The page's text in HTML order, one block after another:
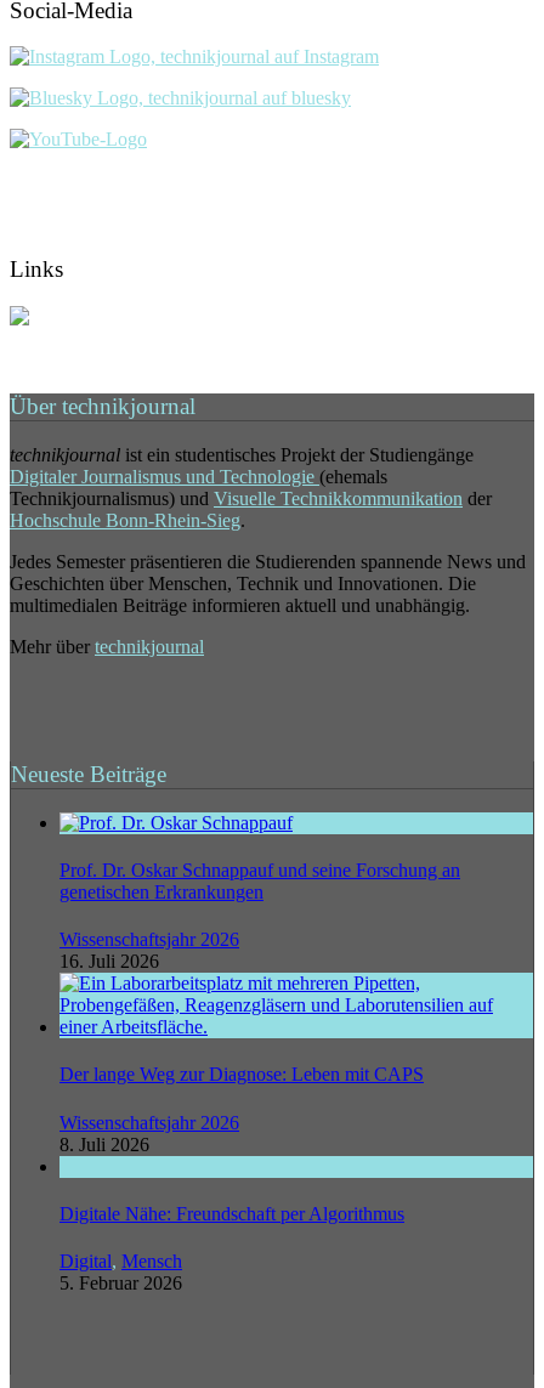
Social-Media
Links
Über technikjournal
technikjournal ist ein studentisches Projekt der Studiengänge
Digitaler Journalismus und Technologie (ehemals
Technikjournalismus) und Visuelle Technikkommunikation der
Hochschule Bonn-Rhein-Sieg.
Jedes Semester präsentieren die Studierenden spannende News und
Geschichten über Menschen, Technik und Innovationen. Die
multimedialen Beiträge informieren aktuell und unabhängig.
Mehr über technikjournal
Neueste Beiträge
Prof. Dr. Oskar Schnappauf und seine Forschung an
genetischen Erkrankungen
Wissenschaftsjahr 2026
16. Juli 2026
Der lange Weg zur Diagnose: Leben mit CAPS
Wissenschaftsjahr 2026
8. Juli 2026
Digitale Nähe: Freundschaft per Algorithmus
Digital, Mensch
5. Februar 2026